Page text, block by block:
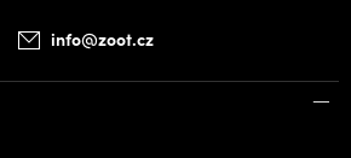
info@zoot.cz